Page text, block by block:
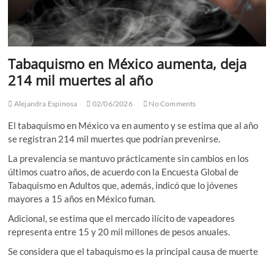
Tabaquismo en México aumenta, deja
214 mil muertes al año
Alejandra Espinosa 02/06/2026 No Comments
El tabaquismo en México va en aumento y se estima que al año
se registran 214 mil muertes que podrían prevenirse.
La prevalencia se mantuvo prácticamente sin cambios en los
últimos cuatro años, de acuerdo con la Encuesta Global de
Tabaquismo en Adultos que, además, indicó que lo jóvenes
mayores a 15 años en México fuman.
Adicional, se estima que el mercado ilícito de vapeadores
representa entre 15 y 20 mil millones de pesos anuales.
Se considera que el tabaquismo es la principal causa de muerte